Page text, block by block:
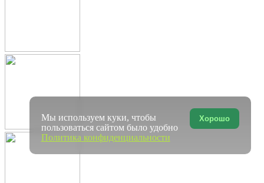
Хорошо
Мы используем куки, чтобы
пользоваться сайтом было удобно
Политика конфиденциальности